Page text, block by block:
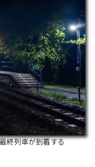
終列車が到着する